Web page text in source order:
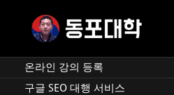
DPU SEO
라인 사업 강의 🇰🇷 🇺🇸
온라인 강의 등록
구글 SEO 대행 서비스